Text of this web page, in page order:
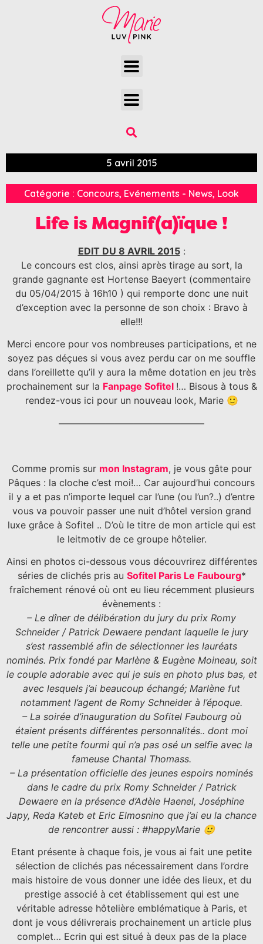
5 avril 2015
Catégorie : Concours, Evénements - News, Look
Life is Magnif(a)ïque !
EDIT DU 8 AVRIL 2015:
Le concours est clos, ainsi après tirage au sort, la
grande gagnante est Hortense Baeyert (commentaire
du 05/04/2015 à 16h10 ) qui remporte donc une nuit
d’exception avec la personne de son choix : Bravo à
elle!!!
Merci encore pour vos nombreuses participations, et ne
soyez pas déçues si vous avez perdu car on me souffle
dans l’oreillette qu’il y aura la même dotation en jeu très
prochainement sur la Fanpage Sofitel !… Bisous à tous &
rendez-vous ici pour un nouveau look, Marie 🙂
———————————————–
Comme promis sur mon Instagram, je vous gâte pour
Pâques : la cloche c’est moi!… Car aujourd’hui concours
il y a et pas n’importe lequel car l’une (ou l’un?..) d’entre
vous va pouvoir passer une nuit d’hôtel version grand
luxe grâce à Sofitel .. D’où le titre de mon article qui est
le leitmotiv de ce groupe hôtelier.
Ainsi en photos ci-dessous vous découvrirez différentes
séries de clichés pris au Sofitel Paris Le Faubourg*
fraîchement rénové où ont eu lieu récemment plusieurs
évènements :
– Le dîner de délibération du jury du prix Romy
Schneider / Patrick Dewaere pendant laquelle le jury
s’est rassemblé afin de sélectionner les lauréats
nominés. Prix fondé par Marlène & Eugène Moineau, soit
le couple adorable avec qui je suis en photo plus bas, et
avec lesquels j’ai beaucoup échangé; Marlène fut
notamment l’agent de Romy Schneider à l’époque.
– La soirée d’inauguration du Sofitel Faubourg où
étaient présents différentes personnalités.. dont moi
telle une petite fourmi qui n’a pas osé un selfie avec la
fameuse Chantal Thomass.
– La présentation officielle des jeunes espoirs nominés
dans le cadre du prix Romy Schneider / Patrick
Dewaere en la présence d’Adèle Haenel, Joséphine
Japy, Reda Kateb et Eric Elmosnino que j’ai eu la chance
de rencontrer aussi : #happyMarie 🙂
Etant présente à chaque fois, je vous ai fait une petite
sélection de clichés pas nécessairement dans l’ordre
mais histoire de vous donner une idée des lieux, et du
prestige associé à cet établissement qui est une
véritable adresse hôtelière emblématique à Paris, et
dont je vous délivrerais prochainement un article plus
complet… Ecrin qui est situé à deux pas de la place